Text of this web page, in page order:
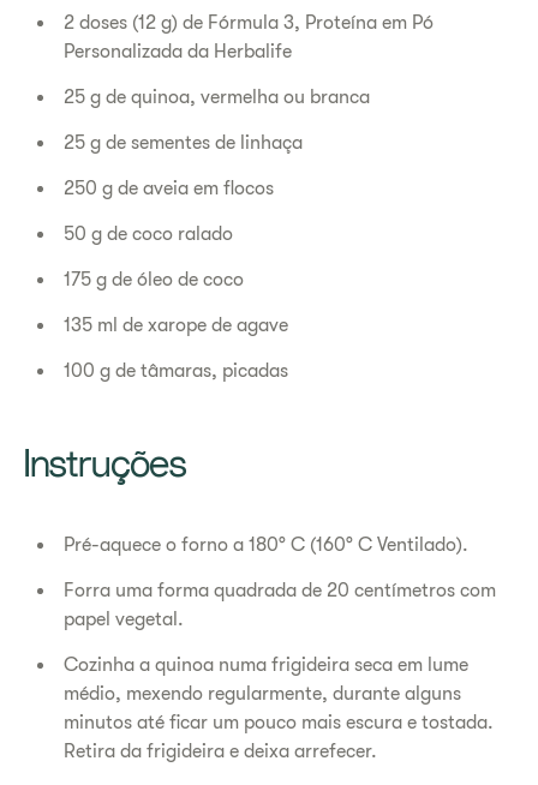
2 doses (12 g) de Fórmula 3, Proteína em Pó
Personalizada da Herbalife
25 g de quinoa, vermelha ou branca
25 g de sementes de linhaça
250 g de aveia em flocos
50 g de coco ralado
175 g de óleo de coco
135 ml de xarope de agave
100 g de tâmaras, picadas
Instruções
Pré-aquece o forno a 180° C (160° C Ventilado).
Forra uma forma quadrada de 20 centímetros com
papel vegetal.
Cozinha a quinoa numa frigideira seca em lume
médio, mexendo regularmente, durante alguns
minutos até ficar um pouco mais escura e tostada.
Retira da frigideira e deixa arrefecer.